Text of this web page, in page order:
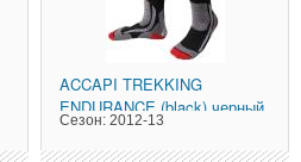
ACCAPI TREKKING
ENDURANCE (black) черный
Сезон: 2012-13